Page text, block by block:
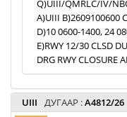
Q)UIII/QMRLC/IV/
A)UIII B)2609100600
D)10 0600-1400, 24
E)RWY 12/30 CLSD
DRG RWY CLOSURE
UIII ДУГААР :A4812/26